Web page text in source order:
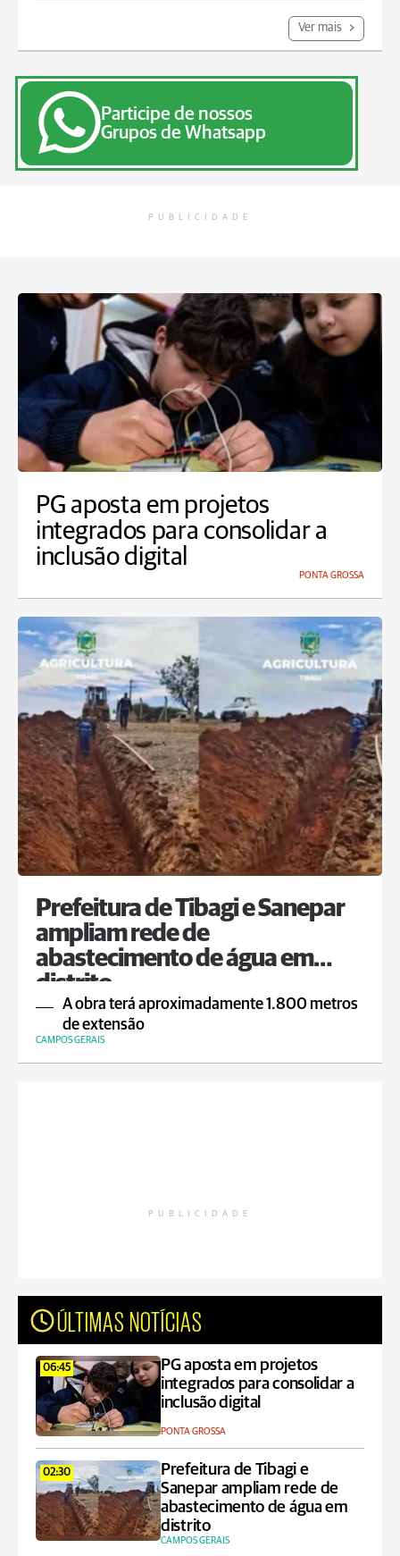
Ver mais
Participe de nossos
Grupos de Whatsapp
PUBLICIDADE
PG aposta em projetos
integrados para consolidar a
inclusão digital
PONTA GROSSA
Prefeitura de Tibagi e Sanepar
ampliam rede de
abastecimento de água em
distrito
A obra terá aproximadamente 1.800 metros
de extensão
CAMPOS GERAIS
PUBLICIDADE
ÚLTIMAS NOTÍCIAS
06:45
PG aposta em projetos
integrados para consolidar a
inclusão digital
PONTA GROSSA
02:30
Prefeitura de Tibagi e
Sanepar ampliam rede de
abastecimento de água em
distrito
CAMPOS GERAIS